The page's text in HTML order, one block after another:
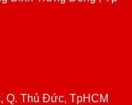
Q. Thủ Đức, TpHCM